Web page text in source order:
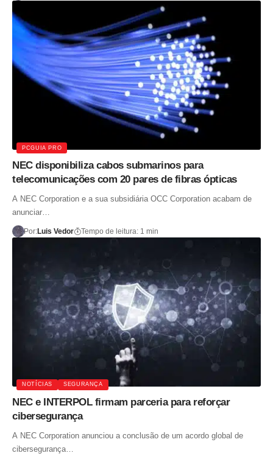
PCGUIA PRO
NEC disponibiliza cabos submarinos para
telecomunicações com 20 pares de fibras ópticas
A NEC Corporation e a sua subsidiária OCC Corporation acabam de
anunciar…
Por:Luis Vedor Tempo de leitura: 1 min
NOTÍCIAS SEGURANÇA
NEC e INTERPOL firmam parceria para reforçar
cibersegurança
A NEC Corporation anunciou a conclusão de um acordo global de
cibersegurança…